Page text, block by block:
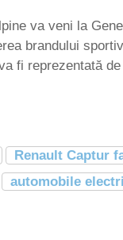
va veni la
brandului
fi reprezentată de
Renault Captur
automobile